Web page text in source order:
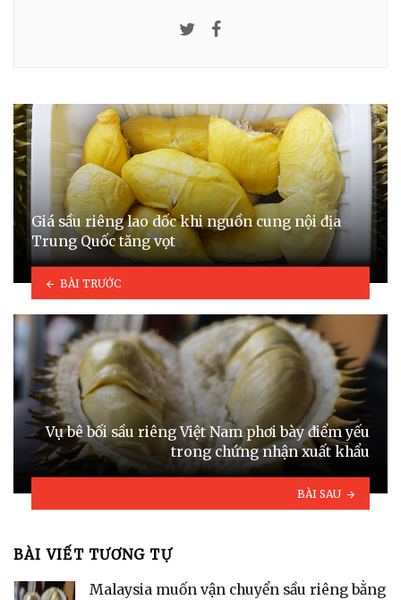
Twitter
Giá sầu riêng lao dốc khi nguồn cung nội địa
Trung Quốc tăng vọt
BÀI TRƯỚC
Vụ bê bối sầu riêng Việt Nam phơi bày điểm yếu
trong chứng nhận xuất khẩu
BÀI SAU
BÀI VIẾT TƯƠNG TỰ
Malaysia muốn vận chuyển sầu riêng bằng